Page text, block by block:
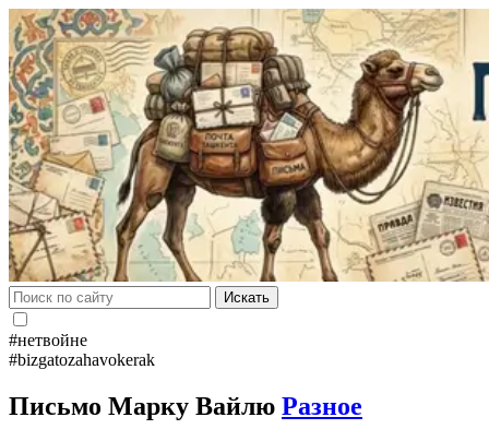
Искать
#нетвойне
#bizgatozahavokerak
Письмо Марку Вайлю Разное